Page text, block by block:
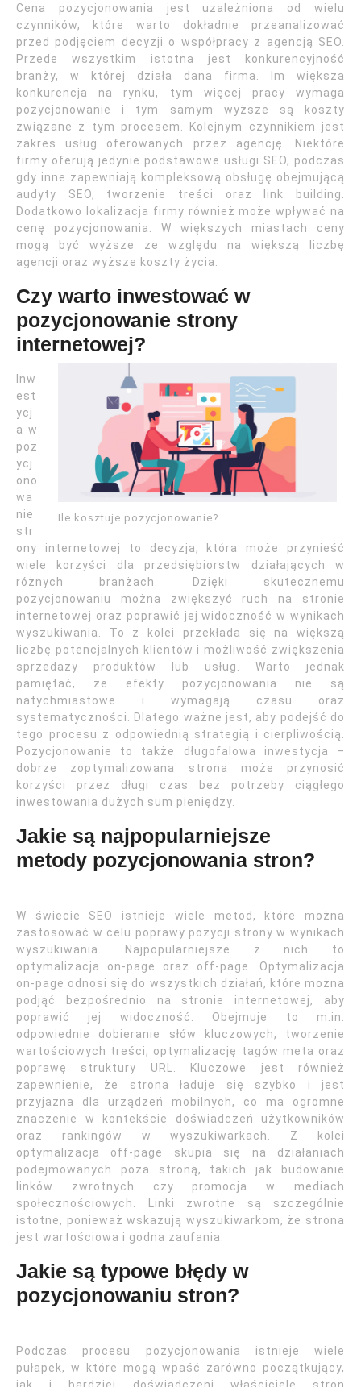
Cena pozycjonowania jest uzależniona od wielu
czynników, które warto dokładnie przeanalizować
przed podjęciem decyzji o współpracy z agencją SEO.
Przede wszystkim istotna jest konkurencyjność
branży, w której działa dana firma. Im większa
konkurencja na rynku, tym więcej pracy wymaga
pozycjonowanie i tym samym wyższe są koszty
związane z tym procesem. Kolejnym czynnikiem jest
zakres usług oferowanych przez agencję. Niektóre
firmy oferują jedynie podstawowe usługi SEO, podczas
gdy inne zapewniają kompleksową obsługę obejmującą
audyty SEO, tworzenie treści oraz link building.
Dodatkowo lokalizacja firmy również może wpływać na
cenę pozycjonowania. W większych miastach ceny
mogą być wyższe ze względu na większą liczbę
agencji oraz wyższe koszty życia.
Czy warto inwestować w
pozycjonowanie strony
internetowej?
Ile kosztuje pozycjonowanie?
Inw
est
ycj
a w
poz
ycj
ono
wa
nie
str
ony internetowej to decyzja, która może przynieść
wiele korzyści dla przedsiębiorstw działających w
różnych branżach. Dzięki skutecznemu
pozycjonowaniu można zwiększyć ruch na stronie
internetowej oraz poprawić jej widoczność w wynikach
wyszukiwania. To z kolei przekłada się na większą
liczbę potencjalnych klientów i możliwość zwiększenia
sprzedaży produktów lub usług. Warto jednak
pamiętać, że efekty pozycjonowania nie są
natychmiastowe i wymagają czasu oraz
systematyczności. Dlatego ważne jest, aby podejść do
tego procesu z odpowiednią strategią i cierpliwością.
Pozycjonowanie to także długofalowa inwestycja –
dobrze zoptymalizowana strona może przynosić
korzyści przez długi czas bez potrzeby ciągłego
inwestowania dużych sum pieniędzy.
Jakie są najpopularniejsze
metody pozycjonowania stron?
W świecie SEO istnieje wiele metod, które można
zastosować w celu poprawy pozycji strony w wynikach
wyszukiwania. Najpopularniejsze z nich to
optymalizacja on-page oraz off-page. Optymalizacja
on-page odnosi się do wszystkich działań, które można
podjąć bezpośrednio na stronie internetowej, aby
poprawić jej widoczność. Obejmuje to m.in.
odpowiednie dobieranie słów kluczowych, tworzenie
wartościowych treści, optymalizację tagów meta oraz
poprawę struktury URL. Kluczowe jest również
zapewnienie, że strona ładuje się szybko i jest
przyjazna dla urządzeń mobilnych, co ma ogromne
znaczenie w kontekście doświadczeń użytkowników
oraz rankingów w wyszukiwarkach. Z kolei
optymalizacja off-page skupia się na działaniach
podejmowanych poza stroną, takich jak budowanie
linków zwrotnych czy promocja w mediach
społecznościowych. Linki zwrotne są szczególnie
istotne, ponieważ wskazują wyszukiwarkom, że strona
jest wartościowa i godna zaufania.
Jakie są typowe błędy w
pozycjonowaniu stron?
Podczas procesu pozycjonowania istnieje wiele
pułapek, w które mogą wpaść zarówno początkujący,